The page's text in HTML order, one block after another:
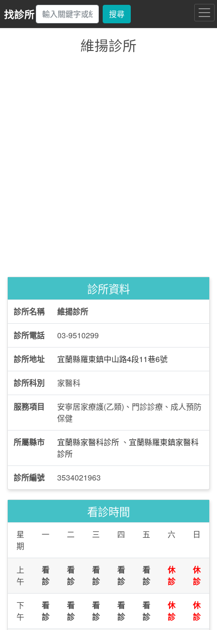
找診所 搜尋
維揚診所
診所資料
診所名稱 維揚診所
診所電話 03-9510299
診所地址 宜蘭縣羅東鎮中山路4段11巷6號
診所科別 家醫科
服務項目
安寧居家療護(乙類)、門診診療、成人預防
保健
所屬縣市 宜蘭縣家醫科診所 、 宜蘭縣羅東鎮家醫科
診所
診所編號 3534021963
看診時間
星
期
一 二 三 四 五 六 日
上
午
看
診
看
診
看
診
看
診
看
診
休
診
休
診
下
午
看
診
看
診
看
診
看
診
看
診
休
診
休
診